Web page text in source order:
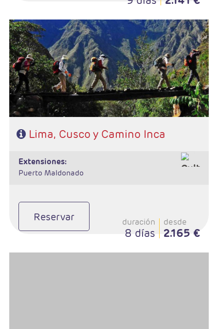
- Salidas: Diarias
- Ruta: 2 noches Lima, 2 noches Cusco, 1noche Aguas Calientes y
1noche Cusco
- Categoría hotelera: A elegir
- Régimen: 6 desayunos y 1almuerzo
Lima, Cusco y Camino Inca
extensiones:
Puerto Maldonado
Reservar duración
8 días
desde
2.165 €